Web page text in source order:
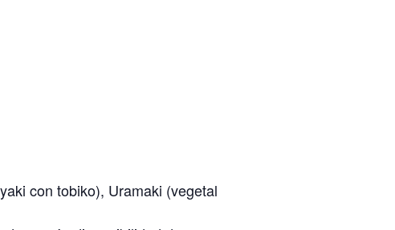
con tobiko), Uramaki (vegetal